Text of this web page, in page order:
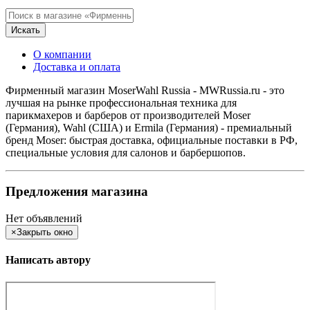
Искать
О компании
Доставка и оплата
Фирменный магазин MoserWahl Russia - MWRussia.ru - это
лучшая на рынке профессиональная техника для
парикмахеров и барберов от производителей Moser
(Германия), Wahl (США) и Ermila (Германия) - премиальный
бренд Moser: быстрая доставка, официальные поставки в РФ,
специальные условия для салонов и барбершопов.
Предложения магазина
Нет объявлений
×Закрыть окно
Написать автору